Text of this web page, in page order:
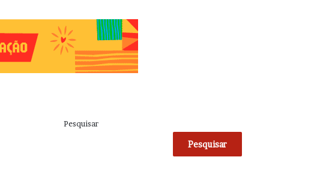
Pesquisar
Pesquisar